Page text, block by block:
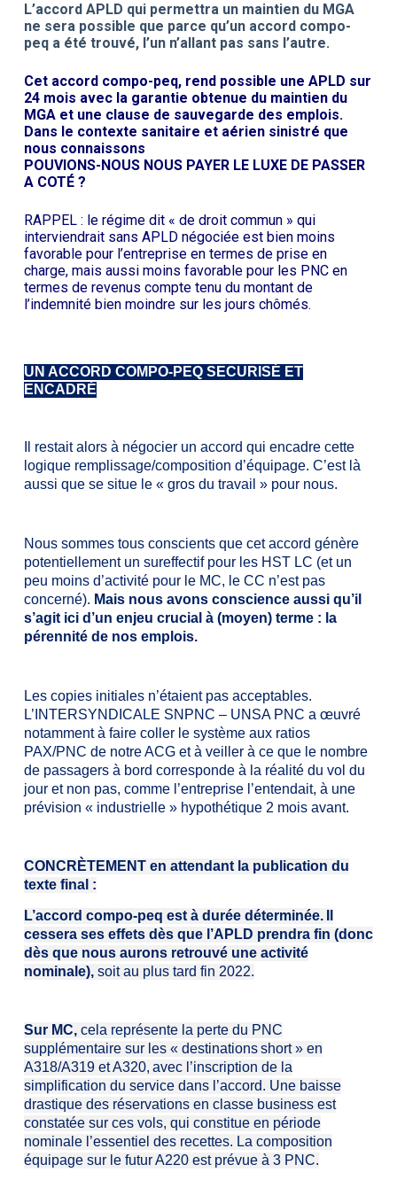
L’accord APLD qui permettra un maintien du MGA
ne sera possible que parce qu’un accord compo-
peq a été trouvé, l’un n’allant pas sans l’autre.
Cet accord compo-peq, rend possible une APLD sur
24 mois avec la garantie obtenue du maintien du
MGA et une clause de sauvegarde des emplois.
Dans le contexte sanitaire et aérien sinistré que
nous connaissons
POUVIONS-NOUS NOUS PAYER LE LUXE DE PASSER
A COTÉ ?
RAPPEL : le régime dit « de droit commun » qui
interviendrait sans APLD négociée est bien moins
favorable pour l’entreprise en termes de prise en
charge, mais aussi moins favorable pour les PNC en
termes de revenus compte tenu du montant de
l’indemnité bien moindre sur les jours chômés.
UN ACCORD COMPO-PEQ SECURISÉ ET
ENCADR É
Il restait alors à négocier un accord qui encadre cette
logique remplissage/composition d’équipage. C’est là
aussi que se situe le « gros du travail » pour nous.
Nous sommes tous conscients que cet accord génère
potentiellement un sureffectif pour les HST LC (et un
peu moins d’activité pour le MC, le CC n’est pas
concerné). Mais nous avons conscience aussi qu’il
s’agit ici d’un enjeu crucial à (moyen) terme : la
pérennité de nos emplois.
Les copies initiales n’étaient pas acceptables.
L’INTERSYNDICALE SNPNC – UNSA PNC a œuvré
notamment à faire coller le système aux ratios
PAX/PNC de notre ACG et à veiller à ce que le nombre
de passagers à bord corresponde à la réalité du vol du
jour et non pas, comme l’entreprise l’entendait, à une
prévision « industrielle » hypothétique 2 mois avant.
CONCRÈTEMENT en attendant la publication du
texte final :
L’accord compo-peq est à durée déterminée.
cessera ses effets dès que l’APLD prendra fin (donc
dès que nous aurons retrouvé une activité
nominale), soit au plus tard fin 2022.
Sur MC,cela représente la perte du PNC
supplémentaire sur les « destinationsshort » en
A318/A319 et A320, avec l’inscription de la
simplification du servicedans l’accord. Une baisse
drastique des réservations en classe business est
constatée sur ces vols, qui constitue en période
nominale l’essentiel des recettes. La composition
équipage sur le futur A220 est prévue à 3 PNC.